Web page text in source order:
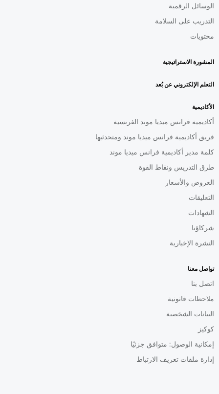
الوسائل الرقمية
التدريب على السلامة
محتويات
المشورة الاستراتيجية
التعلم الإلكتروني عن بُعد
الأكاديمية
أكاديمية فرانس ميديا موند الفرنسية
فريق أكاديمية فرانس ميديا موند ومتحدثيها
كلمة مدير أكاديمية فرانس ميديا موند
طرق التدريس ونقاط القوة
العروض والأسعار
التعليقات
الشهادات
شركاؤنا
النشرة الإخبارية
تواصل معنا
اتصل بنا
ملاحظات قانونية
البيانات الشخصية
كوكيز
إمكانية الوصول: متوافق جزئيًا
إدارة ملفات تعريف الارتباط